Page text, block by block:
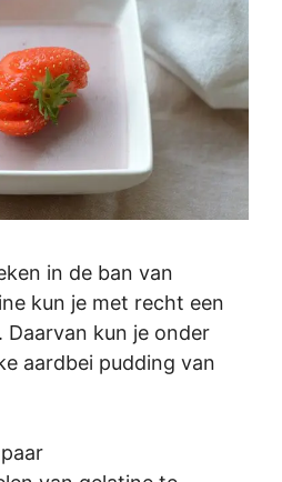
in de ban van
kun je met recht een
kun je onder
aardbei pudding van